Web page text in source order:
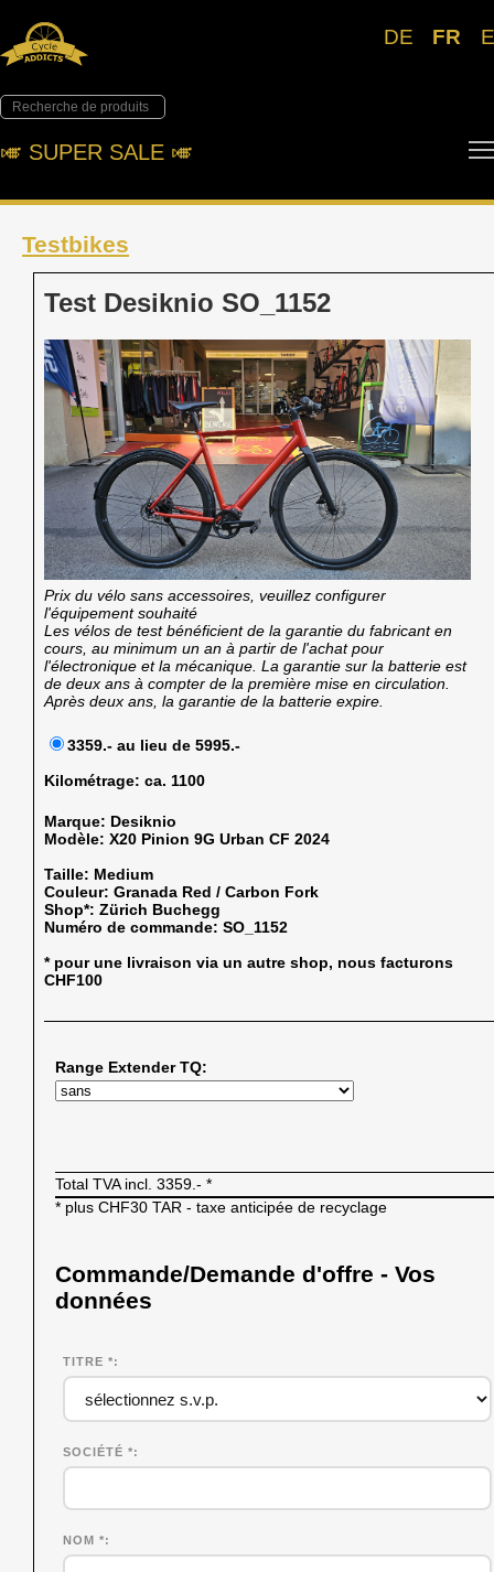
DE FR
🎺︎ SUPER SALE 🎺︎
Testbikes
Test Desiknio SO_1152
Prix du vélo sans accessoires, veuillez configurer
l'équipement souhaité
Les vélos de test bénéficient de la garantie du fabricant en
cours, au minimum un an à partir de l'achat pour
l'électronique et la mécanique. La garantie sur la batterie est
de deux ans à compter de la première mise en circulation.
Après deux ans, la garantie de la batterie expire.
3359.- au lieu de 5995.-
Kilométrage: ca. 1100
Marque: Desiknio
Modèle:X20 Pinion 9G Urban CF 2024
Taille: Medium
Couleur:Granada Red / Carbon Fork
Shop*:Zürich Buchegg
Numéro de commande:SO_1152
* pour une livraison via un autre shop, nous facturons
CHF100
Range Extender TQ:
Total TVA incl.3359.- *
* plus CHF30 TAR - taxe anticipée de recyclage
Commande/Demande d'offre - Vos
données
TITRE *
SOCIÉTÉ*
NOM*